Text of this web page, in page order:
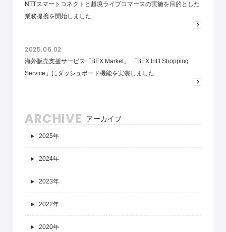
NTTスマートコネクトと越境ライブコマースの実施を目的とした
業務提携を開始しました
2025.06.02
海外販売支援サービス「BEX Market」 「BEX Int’l Shopping
Service」にダッシュボード機能を実装しました
ARCHIVE アーカイブ
2025年
2024年
2023年
2022年
2020年